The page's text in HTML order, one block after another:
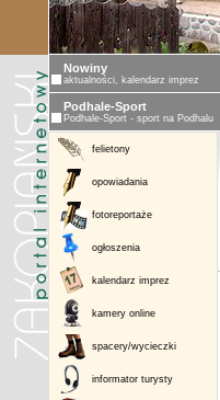
Nowiny
aktualności, kalendarz imprez
Podhale-Sport
Podhale-Sport - sport na Podhalu
felietony
opowiadania
fotoreportaże
ogłoszenia
kalendarz imprez
kamery online
spacery/wycieczki
informator turysty